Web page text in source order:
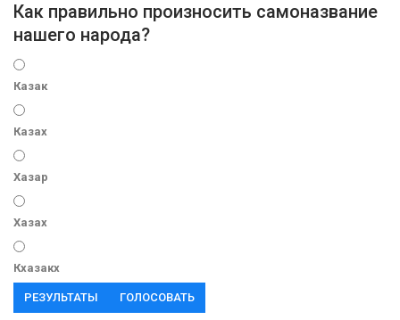
Как правильно произносить самоназвание
нашего народа?
Казак
Казах
Хазар
Хазах
Кхазакх
РЕЗУЛЬТАТЫ ГОЛОСОВАТЬ